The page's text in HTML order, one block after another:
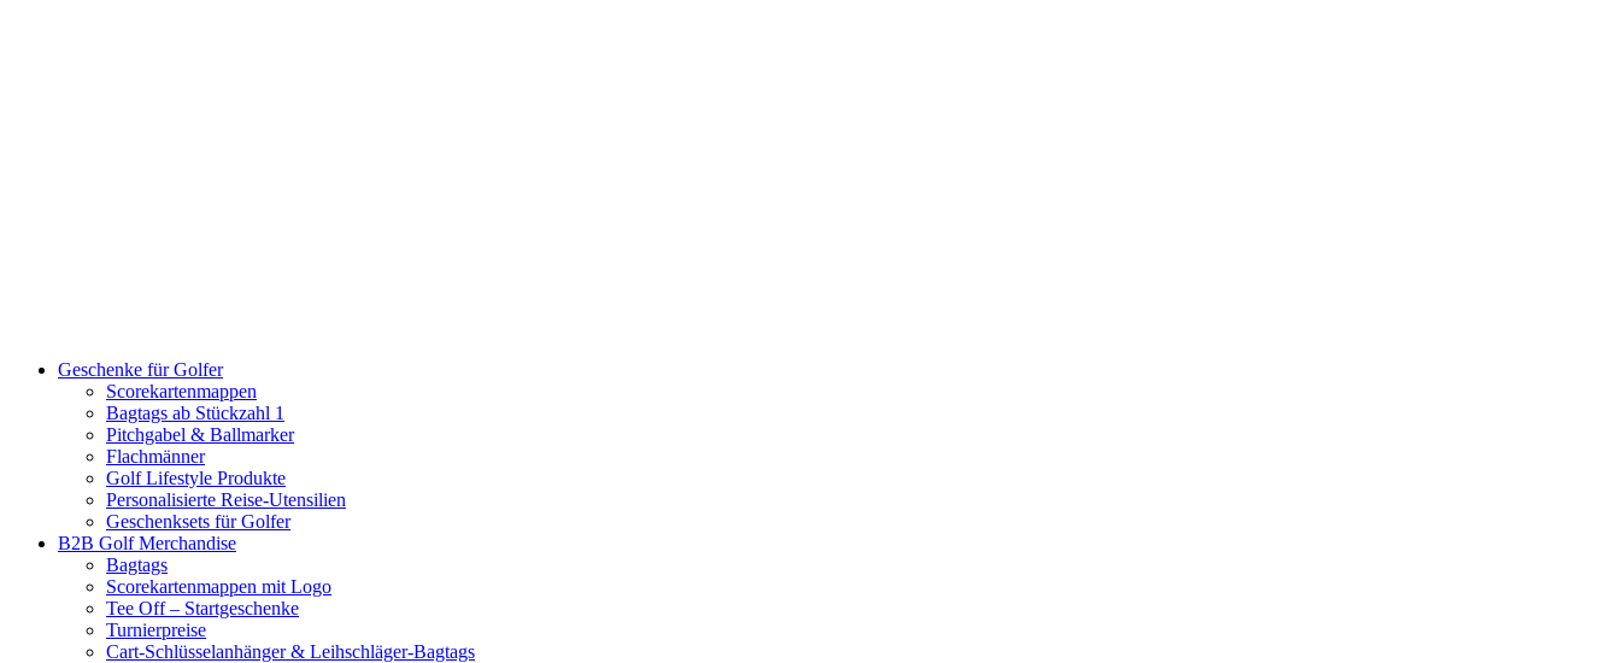
Geschenke für Golfer
Scorekartenmappen
Bagtags ab Stückzahl 1
Pitchgabel & Ballmarker
Flachmänner
Golf Lifestyle Produkte
Personalisierte Reise-Utensilien
Geschenksets für Golfer
B2B Golf Merchandise
Bagtags
Scorekartenmappen mit Logo
Tee Off – Startgeschenke
Turnierpreise
Cart-Schlüsselanhänger & Leihschläger-Bagtags